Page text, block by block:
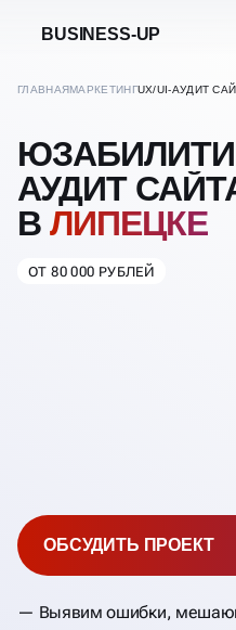
BUSINESS-UP
ГЛАВНАЯМАРКЕТИНГUX/UI-АУДИТ
ЮЗАБИЛИТИ
АУДИТ
ВЛИПЕЦКЕ
ОТ 80 000 РУБЛЕЙ
Выявим ошибки,
ОБСУДИТЬ ПРОЕКТ